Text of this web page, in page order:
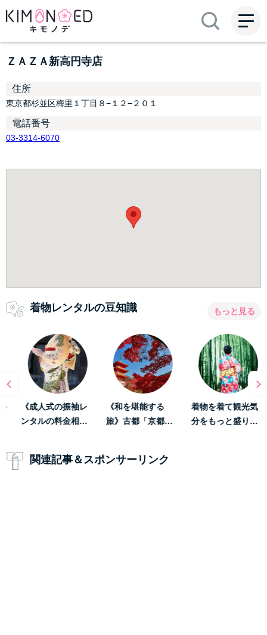
ME
NU
ＺＡＺＡ新高円寺店
住所
東京都杉並区梅里１丁目８−１２−２０１
電話番号
03-3314-6070
着物レンタルの豆知識 もっと見る
《和を堪能する
旅》古都「京都…
着物を着て観光気
分をもっと盛り…
《数倍楽しくな
る》着物レンタ…
関連記事＆スポンサーリンク